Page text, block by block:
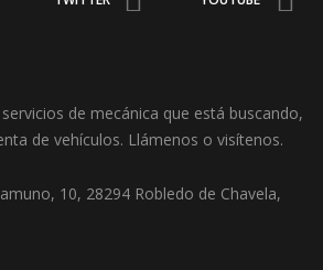
de mecánica que está buscando,
de vehículos. Llámenos o visítenos.
10, 28294 Robledo de Chavela,